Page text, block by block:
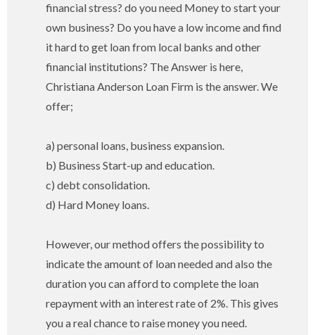
financial stress? do you need Money to start your
own business? Do you have a low income and find
it hard to get loan from local banks and other
financial institutions? The Answer is here,
Christiana Anderson Loan Firm is the answer. We
offer;
a) personal loans, business expansion.
b) Business Start-up and education.
c) debt consolidation.
d) Hard Money loans.
However, our method offers the possibility to
indicate the amount of loan needed and also the
duration you can afford to complete the loan
repayment with an interest rate of 2%. This gives
you a real chance to raise money you need.